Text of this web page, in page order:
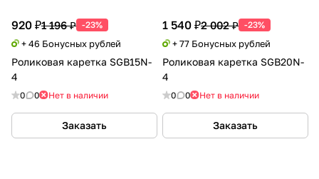
1 540 ₽2 002 ₽ -23%
+ 77 Бонусных рублей
Роликовая каретка SGB20N-
4
0 0 Нет в наличии
Заказать
920 ₽1 196 ₽ -23%
+ 46 Бонусных рублей
Роликовая каретка SGB15N-
4
0 0 Нет в наличии
Заказать